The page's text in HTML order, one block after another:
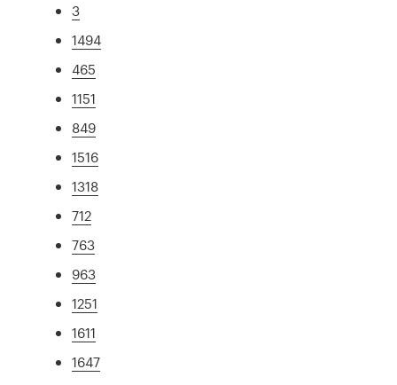
3
1494
465
1151
849
1516
1318
712
763
963
1251
1611
1647